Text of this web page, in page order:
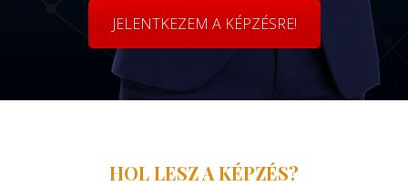
JELENTKEZEM A KÉPZÉSRE!
HOL LESZ A KÉPZÉS?